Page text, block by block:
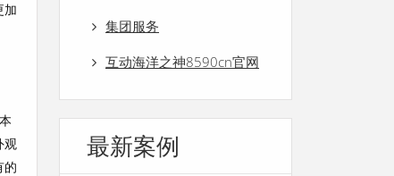
加
观
的
集团服务
互动海洋之神8590cn官网
最新案例